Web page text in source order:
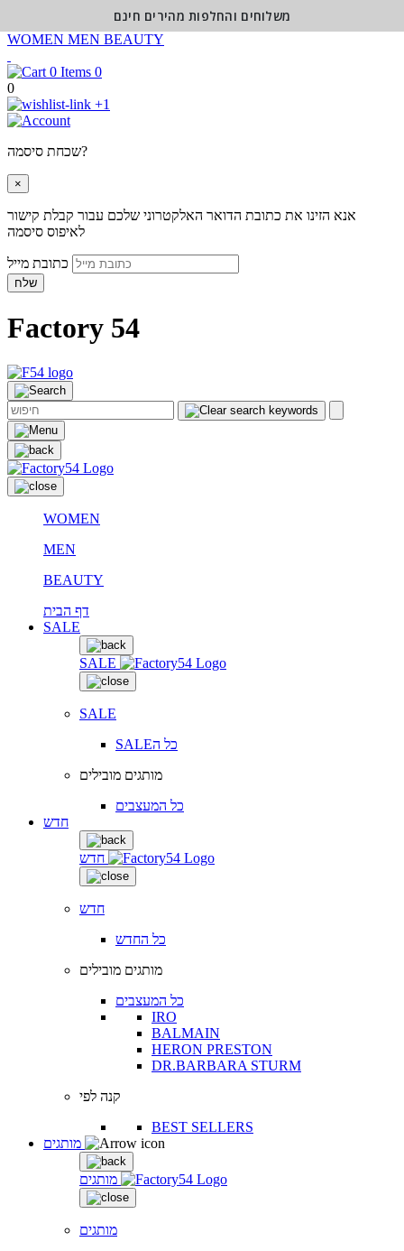
WOMEN MEN BEAUTY
0
0
+1
שכחת סיסמה?
×
אנא הזינו את כתובת הדואר האלקטרוני שלכם עבור קבלת קישור
לאיפוס סיסמה
שלח
Factory 54
WOMEN
MEN
BEAUTY
דף הבית
SALE
SALE
SALE
SALEכל ה
מותגים מובילים
כל המעצבים
חדש
חדש
חדש
כל החדש
מותגים מובילים
כל המעצבים
IRO
BALMAIN
HERON PRESTON
DR.BARBARA STURM
קנה לפי
BEST SELLERS
מותגים
מותגים
משלוחים והחלפות מהירים חינם